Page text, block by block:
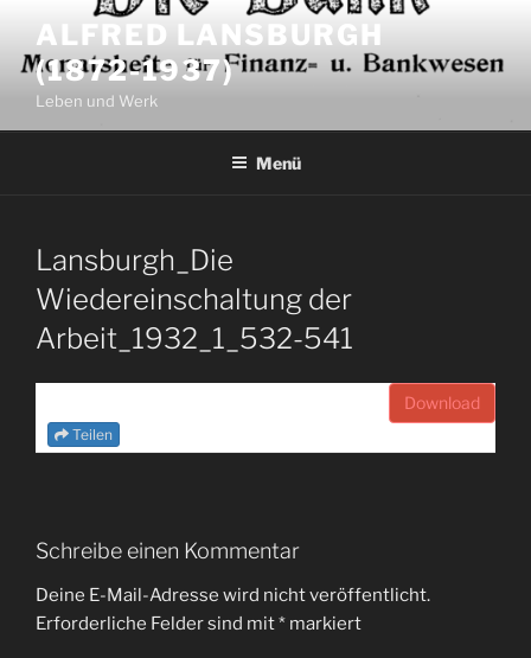
Inhalt
springen
ALFRED LANSBURGH
(1872-1937)
Leben und Werk
Menü
Lansburgh_Die
Wiedereinschaltung der
Arbeit_1932_1_532-541
Download
Teilen
Schreibe einen Kommentar
Deine E-Mail-Adresse wird nicht veröffentlicht.
Erforderliche Felder sind mit* markiert